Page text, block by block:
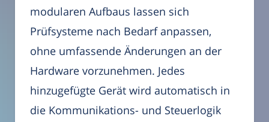
modularen Aufbaus lassen sich
Prüfsysteme nach Bedarf anpassen,
ohne umfassende Änderungen an der
Hardware vorzunehmen. Jedes
hinzugefügte Gerät wird automatisch in
die Kommunikations- und Steuerlogik